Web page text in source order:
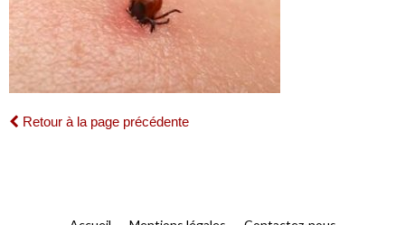
Retour à la page précédente